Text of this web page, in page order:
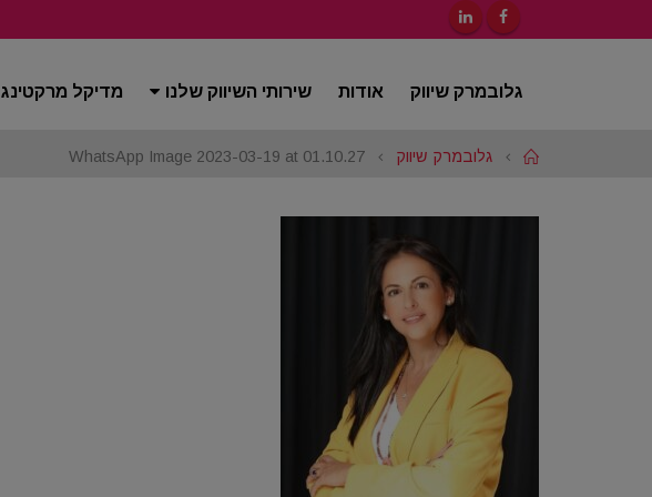
גלובמרק שיווק אודות שירותי השיווק שלנו מדיקל מרקטינג
Home
גלובמרק שיווק WhatsApp Image 2023-03-19 at 01.10.27